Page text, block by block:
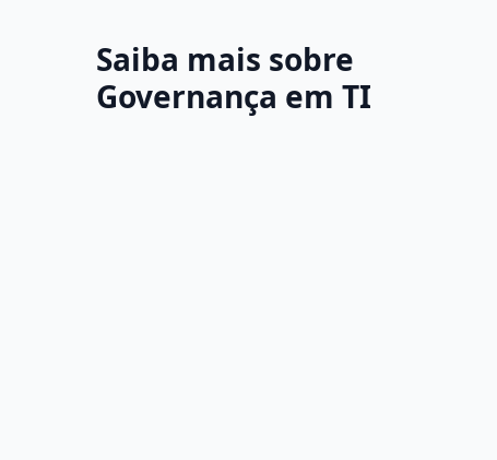
Saiba mais sobre
Governança em TI